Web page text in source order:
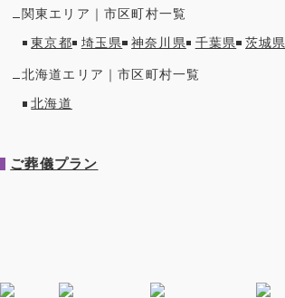
関東エリア｜市区町村一覧
東京都
埼玉県 神奈川県 千葉県 茨城県
北海道エリア｜市区町村一覧
北海道
ご葬儀プラン